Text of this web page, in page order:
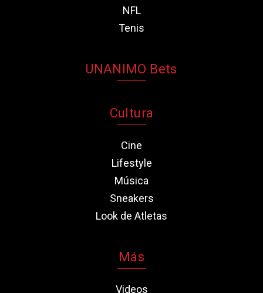
NFL
Tenis
UNANIMO Bets
Cultura
Cine
Lifestyle
Música
Sneakers
Look de Atletas
Más
Videos